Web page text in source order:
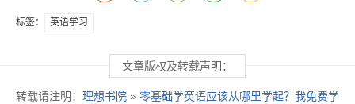
标签： 英语学习
文章版权及转载声明：
转载请注明： 理想书院 » 零基础学英语应该从哪里学起？我免费学